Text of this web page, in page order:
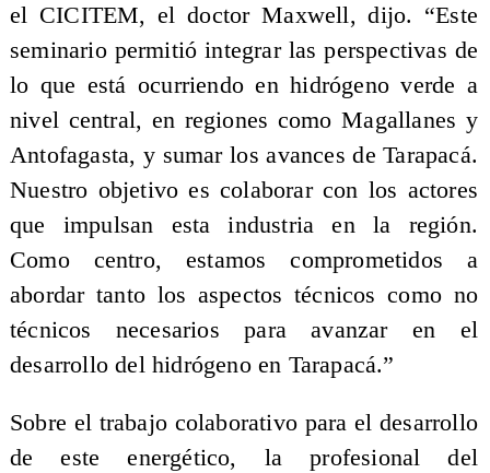
el CICITEM, el doctor Maxwell, dijo. “Este
seminario permitió integrar las perspectivas de
lo que está ocurriendo en hidrógeno verde a
nivel central, en regiones como Magallanes y
Antofagasta, y sumar los avances de Tarapacá.
Nuestro objetivo es colaborar con los actores
que impulsan esta industria en la región.
Como centro, estamos comprometidos a
abordar tanto los aspectos técnicos como no
técnicos necesarios para avanzar en el
desarrollo del hidrógeno en Tarapacá.”
Sobre el trabajo colaborativo para el desarrollo
de este energético, la profesional del